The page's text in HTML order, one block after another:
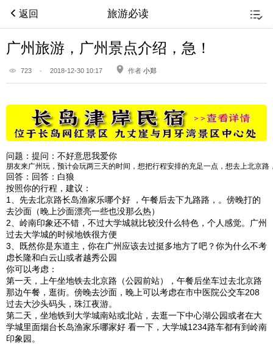
返回 旅游必读
广州旅游，广州景点介绍，急！
723 · 2018-12-30 10:17 作者 小郑
问题： 提问：不好意思我爱你
朋友来广州玩，预计会玩两三天的时间，想把行程安排的充足一点，想去上北京
回答： 回答：白狼
按照你的行程，建议：
1、先去北京路长岛渔家乐哪个好 ，午餐后去下九路路，。傍晚打的
去沙面（晚上沙面漂亮一些也没那么热）
2、岭南印象还不错，不过大学城就比较没什么特色，个人感觉。广州
过去大学城的时候地铁很方便
3、既然你是东道主，你在广州应该去过挺多地方了吧？你为什么不考
虑长隆和白云山或者越秀公园
你可以考虑：
第一天，上午坐地铁去北京路（公园前站），午餐后坐车过去北京路
那边午餐，逛街。傍晚去沙面，晚上可以考虑在市中医院公交车208
过去大沙头码头，珠江夜游。
第二天，坐地铁到大学城南站或北站，去逛一下中心湖公园或者在大
学城里面烟台长岛渔家乐哪家好 看一下，大学城1234路车都有到岭南
印象园。